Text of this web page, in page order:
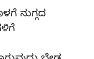
ನುಗ್ಗದ